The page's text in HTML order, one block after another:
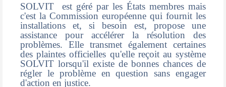
SOLVIT est géré par les États membres mais
c'est la Commission européenne qui fournit les
installations et, si besoin est, propose une
assistance pour accélérer la résolution des
problèmes. Elle transmet également certaines
des plaintes officielles qu'elle reçoit au système
SOLVIT lorsqu'il existe de bonnes chances de
régler le problème en question sans engager
d'action en justice.